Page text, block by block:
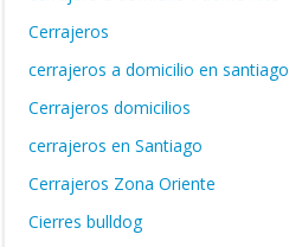
Cerrajeros
cerrajeros a domicilio en santiago
Cerrajeros domicilios
cerrajeros en Santiago
Cerrajeros Zona Oriente
Cierres bulldog